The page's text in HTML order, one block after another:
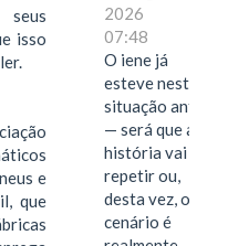
seus
isso
e
que
2026
07:48
O iene já
esteve nesta
situação antes
— será que a
história vai se
repetir ou,
desta vez, o
cenário é